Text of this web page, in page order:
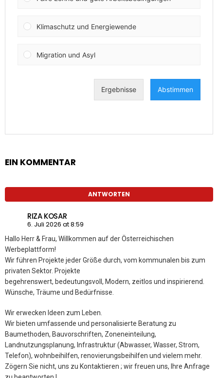
EIN KOMMENTAR
ANTWORTEN
RIZA KOSAR
6. Juli 2026 at 8:59
Hallo Herr & Frau, Willkommen auf der Österreichischen
Werbeplattform!
Wir führen Projekte jeder Größe durch, vom kommunalen bis zum
privaten Sektor. Projekte
begehrenswert, bedeutungsvoll, Modern, zeitlos und inspirierend.
Wünsche, Träume und Bedürfnisse.
Wir erwecken Ideen zum Leben.
Wir bieten umfassende und personalisierte Beratung zu
Baumethoden, Bauvorschriften, Zoneneinteilung,
Landnutzungsplanung, Infrastruktur (Abwasser, Wasser, Strom,
Telefon), wohnbeihilfen, renovierungsbeihilfen und vielem mehr.
Zögern Sie nicht, uns zu Kontaktieren ; wir freuen uns, Ihre Anfrage